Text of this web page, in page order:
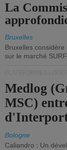
La
Bruxelles
Bruxelles
sur le marché SURF.
Medlog
MSC)
Bologne
Caliandro : Un